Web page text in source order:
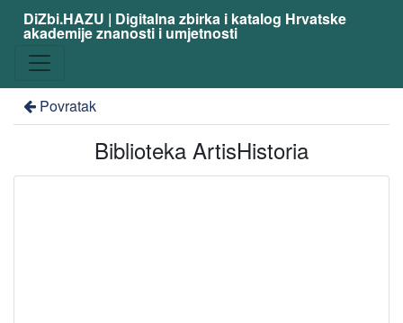
DiZbi.HAZU | Digitalna zbirka i katalog Hrvatske
akademije znanosti i umjetnosti
Povratak
Biblioteka ArtisHistoria